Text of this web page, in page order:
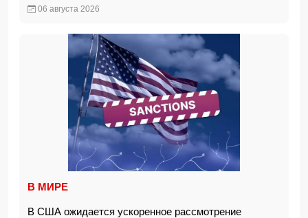
06 августа 2026
В МИРЕ
В США ожидается ускоренное рассмотрение